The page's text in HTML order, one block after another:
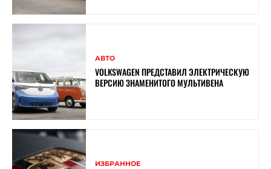
АВТО
VOLKSWAGEN ПРЕДСТАВИЛ ЭЛЕКТРИЧЕСКУЮ
ВЕРСИЮ ЗНАМЕНИТОГО МУЛЬТИВЕНА
ИЗБРАННОЕ